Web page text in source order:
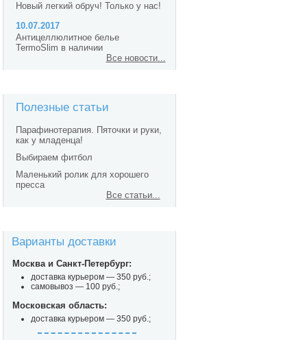
Новый легкий обруч! Только у нас!
10.07.2017
Антицеллюлитное белье
TermoSlim в наличии
Все новости...
Полезные статьи
Парафинотерапия. Пяточки и руки,
как у младенца!
Выбираем фитбол
Маленький ролик для хорошего
пресса
Все статьи...
Варианты доставки
Москва и Санкт-Петербург:
доставка курьером — 350 руб.;
самовывоз — 100 руб.;
Московская область:
доставка курьером — 350 руб.;